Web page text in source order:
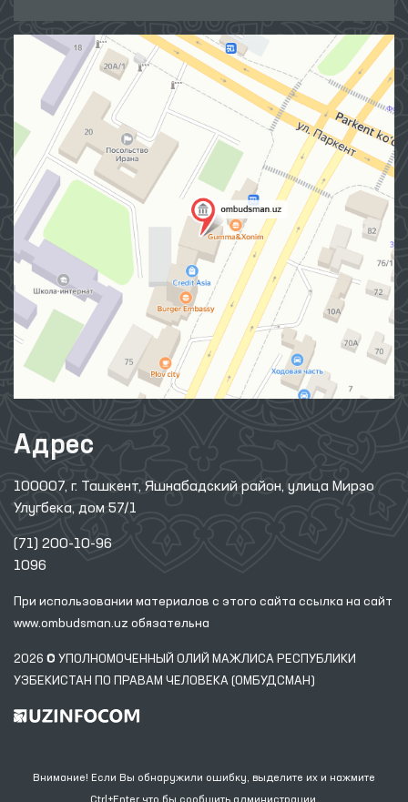
Адрес
100007, г. Ташкент, Яшнабадский район, улица Мирзо
Улугбека, дом 57/1
(71) 200-10-96
1096
При использовании материалов с этого сайта ссылка на сайт
www.ombudsman.uz обязательна
2026 © УПОЛНОМОЧЕННЫЙ ОЛИЙ МАЖЛИСА РЕСПУБЛИКИ
УЗБЕКИСТАН ПО ПРАВАМ ЧЕЛОВЕКА (ОМБУДСМАН)
Внимание! Если Вы обнаружили ошибку, выделите их и нажмите